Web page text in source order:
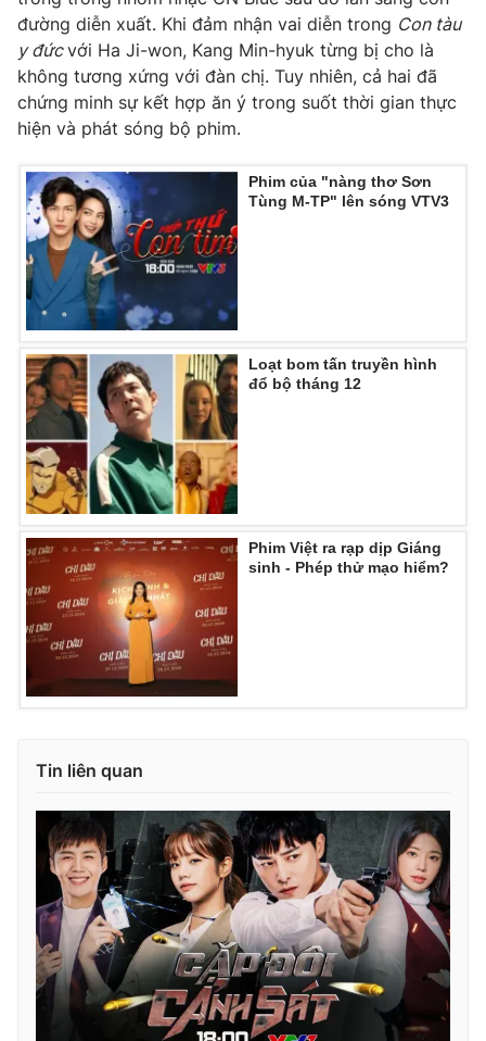
đường diễn xuất. Khi đảm nhận vai diễn trong Con tàu
y đứcvới Ha Ji-won, Kang Min-hyuk từng bị cho là
không tương xứng với đàn chị. Tuy nhiên, cả hai đã
chứng minh sự kết hợp ăn ý trong suốt thời gian thực
hiện và phát sóng bộ phim.
Phim của "nàng thơ Sơn
Tùng M-TP" lên sóng VTV3
Loạt bom tấn truyền hình
đổ bộ tháng 12
Phim Việt ra rạp dịp Giáng
sinh - Phép thử mạo hiểm?
Tin liên quan